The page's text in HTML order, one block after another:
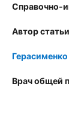
Справочно-
Автор статьи
Врач общей